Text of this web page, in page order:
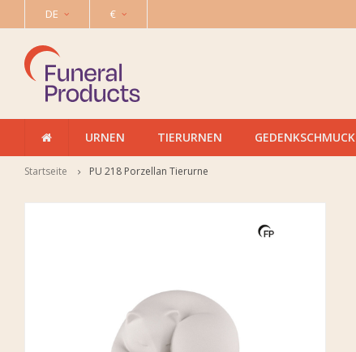
DE €
URNEN TIERURNEN GEDENKSCHMUCK
Startseite PU 218 Porzellan Tierurne